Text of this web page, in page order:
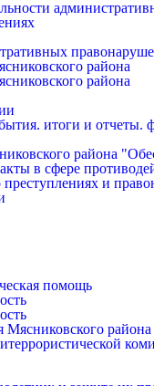
района
района
итоги и отчеты.
района
в сфере
и
помощь
Мясниковского района